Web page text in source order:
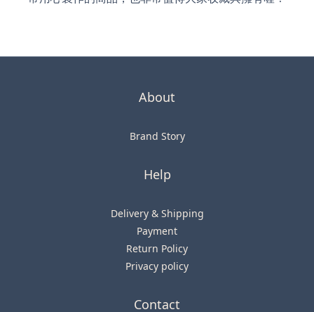
About
Brand Story
Help
Delivery & Shipping
Payment
Return Policy
Privacy policy
Contact